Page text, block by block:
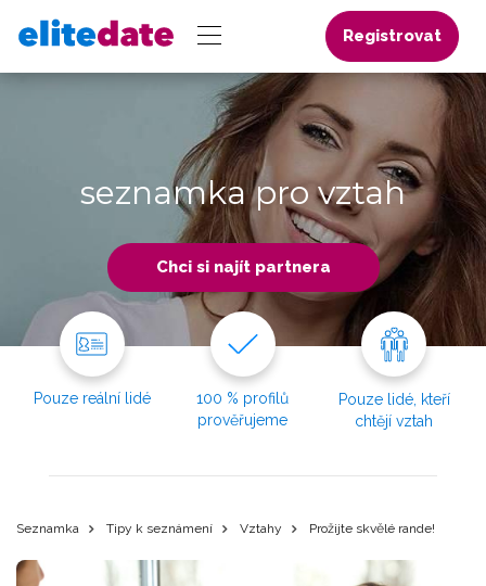
Registrovat
seznamka pro vztah
Chci si najít partnera
Pouze reální lidé
100 % profilů
prověřujeme
Pouze lidé, kteří
chtějí vztah
Seznamka Tipy k seznámení Vztahy Prožijte skvělé rande!